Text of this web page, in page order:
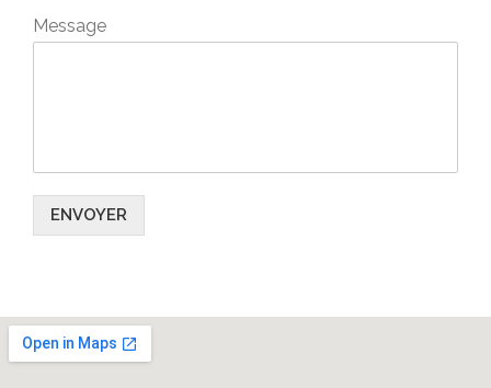
Message
ENVOYER